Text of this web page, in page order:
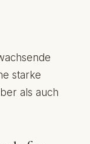
starke
als auch